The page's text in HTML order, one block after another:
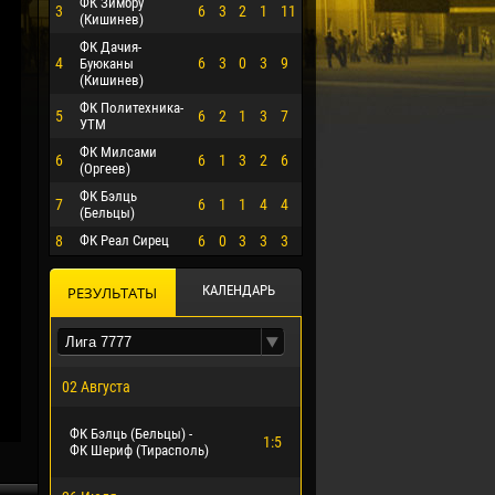
3
(Кишинев)
6 3 2 1 11
4
ФК Дачия-
Буюканы
(Кишинев)
6 3 0 3 9
5
ФК Политехника-
УТМ
6 2 1 3 7
6
ФК Милсами
(Оргеев)
6 1 3 2 6
7
ФК Бэлць
(Бельцы)
6 1 1 4 4
8 ФК Реал Сирец 6 0 3 3 3
РЕЗУЛЬТАТЫ КАЛЕНДАРЬ
02 Августа
ФК Бэлць (Бельцы) -
ФК Шериф (Тирасполь)
1:5